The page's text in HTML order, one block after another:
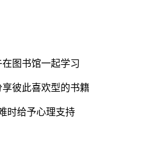
图书馆一起学习
彼此喜欢型的书籍
时给予心理支持